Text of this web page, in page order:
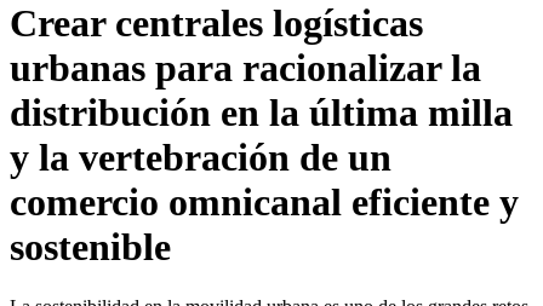
Crear centrales logísticas
urbanas para racionalizar la
distribución en la última milla
y la vertebración de un
comercio omnicanal eficiente y
sostenible